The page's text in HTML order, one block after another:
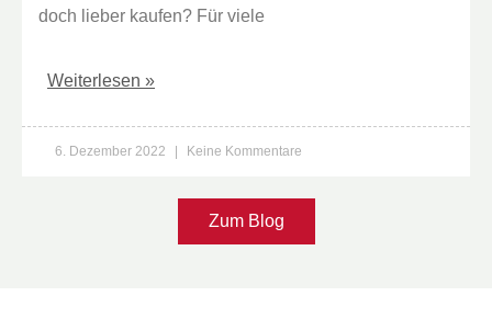
doch lieber kaufen? Für viele
Weiterlesen »
6. Dezember 2022 Keine Kommentare
Zum Blog